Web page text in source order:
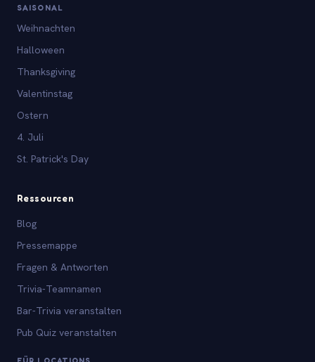
SAISONAL
Weihnachten
Halloween
Thanksgiving
Valentinstag
Ostern
4. Juli
St. Patrick's Day
Ressourcen
Blog
Pressemappe
Fragen & Antworten
Trivia-Teamnamen
Bar-Trivia veranstalten
Pub Quiz veranstalten